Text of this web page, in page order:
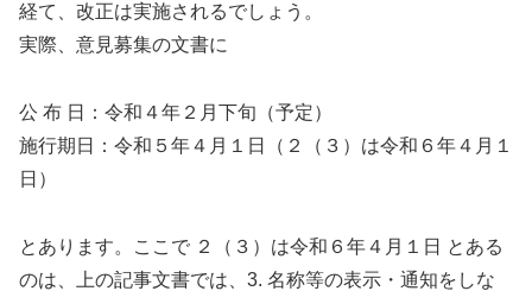
経て、改正は実施されるでしょう。
実際、意見募集の文書に
公 布 日：令和４年２月下旬（予定）
施行期日：令和５年４月１日（２（３）は令和６年４月１
日）
とあります。ここで ２（３）は令和６年４月１日 とある
のは、上の記事文書では、3. 名称等の表示・通知をしな